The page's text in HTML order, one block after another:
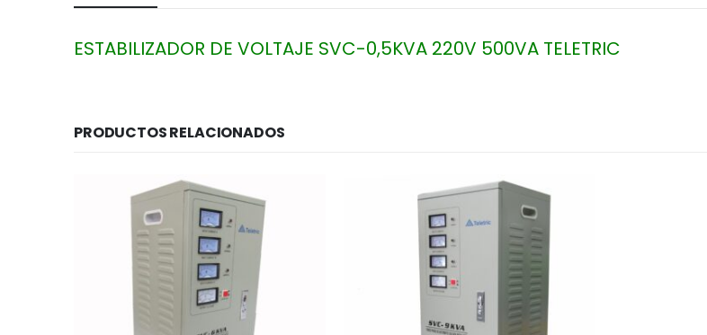
ESTABILIZADOR DE VOLTAJE SVC-0,5KVA 220V 500VA TELETRIC
PRODUCTOS RELACIONADOS